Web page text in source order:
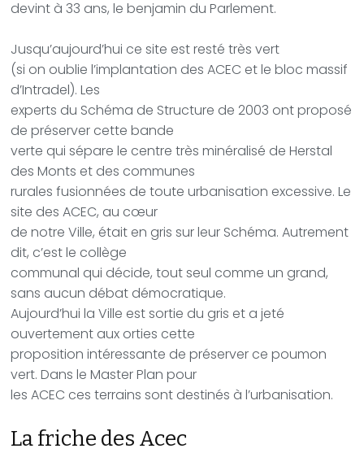
devint à 33 ans, le benjamin du Parlement.
Jusqu’aujourd’hui ce site est resté très vert
(si on oublie l’implantation des ACEC et le bloc massif
d’Intradel). Les
experts du Schéma de Structure de 2003 ont proposé
de préserver cette bande
verte qui sépare le centre très minéralisé de Herstal
des Monts et des communes
rurales fusionnées de toute urbanisation excessive. Le
site des ACEC, au cœur
de notre Ville, était en gris sur leur Schéma. Autrement
dit, c’est le collège
communal qui décide, tout seul comme un grand,
sans aucun débat démocratique.
Aujourd’hui la Ville est sortie du gris et a jeté
ouvertement aux orties cette
proposition intéressante de préserver ce poumon
vert. Dans le Master Plan pour
les ACEC ces terrains sont destinés à l’urbanisation.
La friche des Acec